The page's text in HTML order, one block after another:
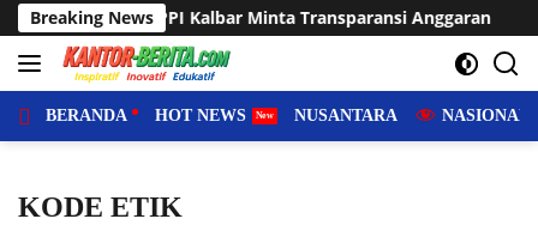
Langsung
ke
konten
Breaking News
Voli Asia, FPPI Kalbar Minta Transparansi Anggaran
BERANDA HOT NEWS NUSANTARA NASIONAL
KODE ETIK